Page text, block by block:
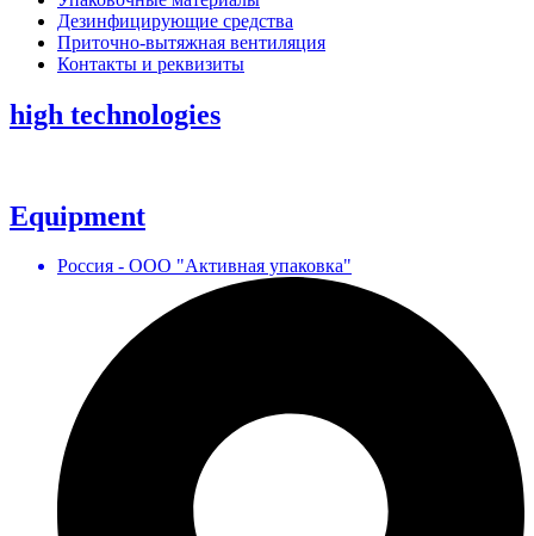
Дезинфицирующие средства
Приточно-вытяжная вентиляция
Контакты и реквизиты
high technologies
Equipment
Россия - ООО "Активная упаковка"